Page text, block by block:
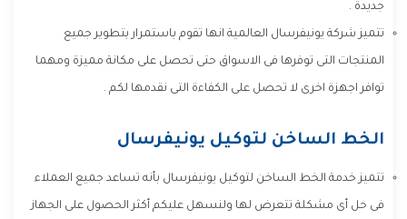
جديدة .
تتميز شركة يونيفرسال العالمية انها تقوم باستمرار بتطوير جميع
المنتجات التى توفرها فى الاسواق حتى تحصل على مكانة مميزة ومهما
توافر اجهزة اخرى لا تحصل على الكفاءة التى نقدمها لكم .
الخط الساخن لتوكيل يونيفرسال
تتميز خدمة الخط الساخن لتوكيل يونيفرسال بأنه تساعد جميع العملاء
فى حل أى مشكلة تتعرض لها ولنسهل عليكم أكثر الحصول على الجهاز